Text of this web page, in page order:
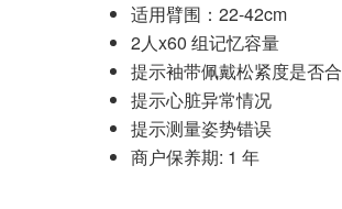
适用臂围：22-42cm
2人x60 组记忆容量
提示袖带佩戴松紧度是否
提示心脏异常情况
提示测量姿势错误
商户保养期: 1 年